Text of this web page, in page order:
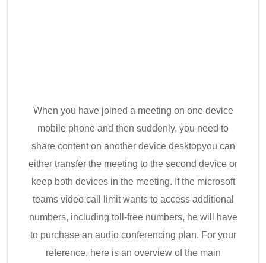
When you have joined a meeting on one device
mobile phone and then suddenly, you need to
share content on another device desktopyou can
either transfer the meeting to the second device or
keep both devices in the meeting. If the microsoft
teams video call limit wants to access additional
numbers, including toll-free numbers, he will have
to purchase an audio conferencing plan. For your
reference, here is an overview of the main